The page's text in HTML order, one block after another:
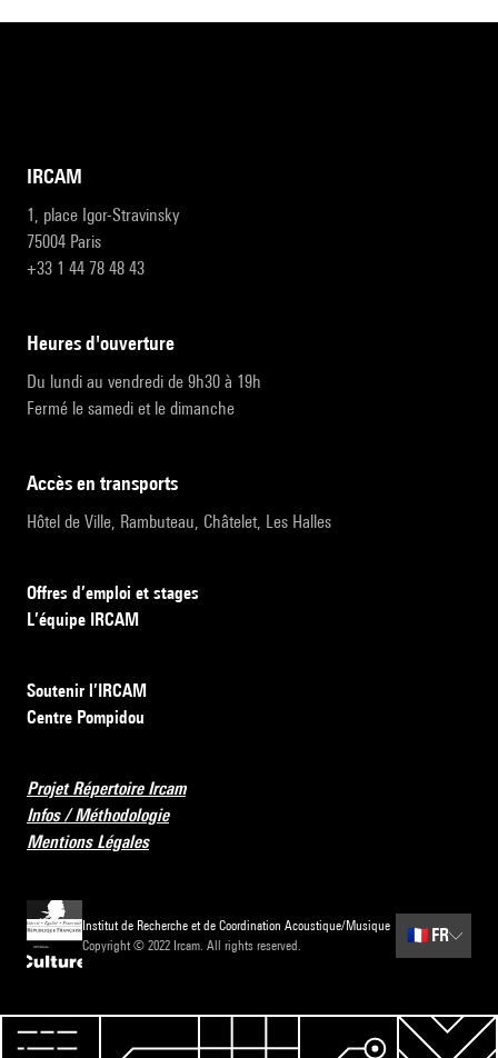
IRCAM
1, place Igor-Stravinsky
75004 Paris
+33 1 44 78 48 43
heures d'ouverture
Du lundi au vendredi de 9h30 à 19h
Fermé le samedi et le dimanche
accès en transports
Hôtel de Ville, Rambuteau, Châtelet, Les Halles
Offres d’emploi et stages
L’équipe IRCAM
Soutenir l’IRCAM
Centre Pompidou
Projet Répertoire Ircam
Infos / Méthodologie
Mentions Légales
Institut de Recherche et de Coordination Acoustique/Musique
Copyright © 2022 Ircam. All rights reserved.
🇫🇷 FR